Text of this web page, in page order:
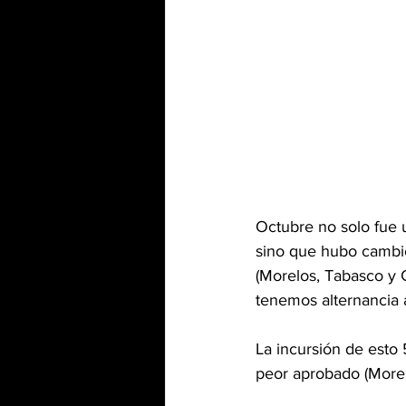
Octubre no solo fue
sino que hubo
(Morelos, Tabasco y
tenemos alternancia
La incursión de
peor aprobado